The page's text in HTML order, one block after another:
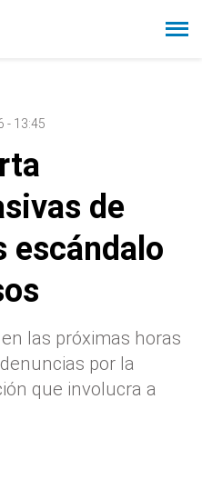
- 13:45
de
escándalo
las próximas horas
por la
que involucra a